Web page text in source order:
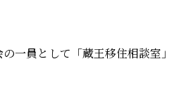
一員として「蔵王移住相談室」